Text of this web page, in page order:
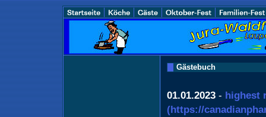
Gästebuch
01.01.2023 - highest
(https://